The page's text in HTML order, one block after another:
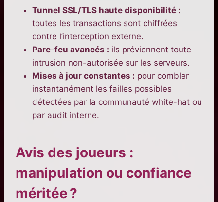
Tunnel SSL/TLS haute disponibilité :
toutes les transactions sont chiffrées
contre l’interception externe.
Pare-feu avancés : ils préviennent toute
intrusion non-autorisée sur les serveurs.
Mises à jour constantes : pour combler
instantanément les failles possibles
détectées par la communauté white-hat ou
par audit interne.
Avis des joueurs :
manipulation ou confiance
méritée ?